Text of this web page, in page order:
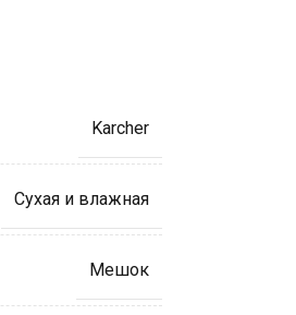
Karcher
Сухая и влажная
Мешок